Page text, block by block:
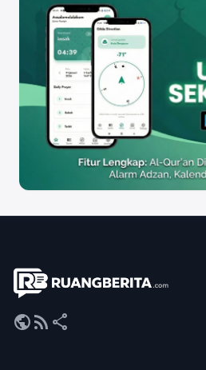
publicrss_feed share